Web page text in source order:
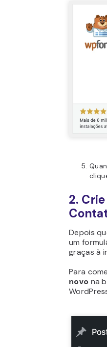
2.
Depois
um
graças à
Para
novo na